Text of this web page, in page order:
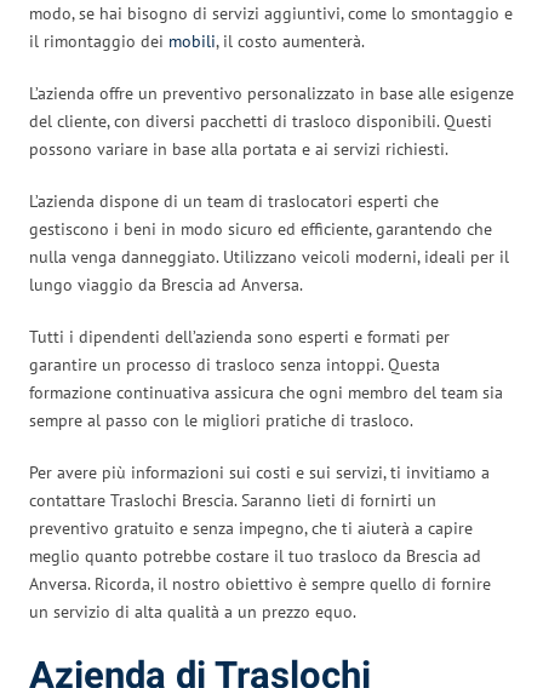
modo, se hai bisogno di servizi aggiuntivi, come lo smontaggio e
il rimontaggio dei mobili, il costo aumenterà.
L’azienda offre un preventivo personalizzato in base alle esigenze
del cliente, con diversi pacchetti di trasloco disponibili. Questi
possono variare in base alla portata e ai servizi richiesti.
L’azienda dispone di un team di traslocatori esperti che
gestiscono i beni in modo sicuro ed efficiente, garantendo che
nulla venga danneggiato. Utilizzano veicoli moderni, ideali per il
lungo viaggio da Brescia ad Anversa.
Tutti i dipendenti dell’azienda sono esperti e formati per
garantire un processo di trasloco senza intoppi. Questa
formazione continuativa assicura che ogni membro del team sia
sempre al passo con le migliori pratiche di trasloco.
Per avere più informazioni sui costi e sui servizi, ti invitiamo a
contattare Traslochi Brescia. Saranno lieti di fornirti un
preventivo gratuito e senza impegno, che ti aiuterà a capire
meglio quanto potrebbe costare il tuo trasloco da Brescia ad
Anversa. Ricorda, il nostro obiettivo è sempre quello di fornire
un servizio di alta qualità a un prezzo equo.
Azienda di Traslochi